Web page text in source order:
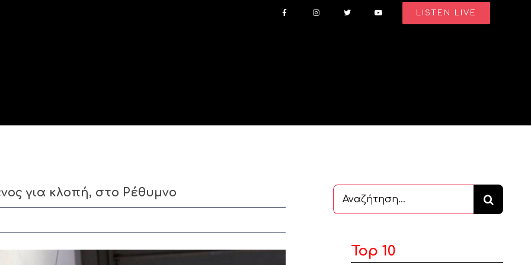
LISTEN LIVE
για κλοπή, στο Ρέθυμνο
Αναζήτηση
...
Top 10